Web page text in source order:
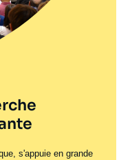
s'appuie en grande